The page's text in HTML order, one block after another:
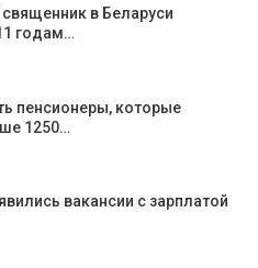
в Беларуси
годам…
пенсионеры, которые
1250…
вакансии с зарплатой